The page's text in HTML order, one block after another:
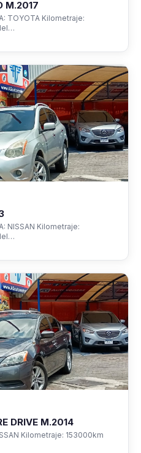
M.2017
TOYOTA Kilometraje:
NISSAN Kilometraje:
DRIVE M.2014
Kilometraje: 153000km